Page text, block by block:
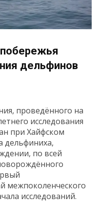
дельфинов
проведённого на
исследования
при Хайфском
дельфиниха,
по всей
межпоколенческого
исследований.